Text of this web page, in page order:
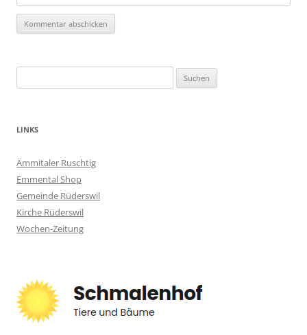
nach:
LINKS
Ämmitaler Ruschtig
Emmental Shop
Gemeinde Rüderswil
Kirche Rüderswil
Wochen-Zeitung